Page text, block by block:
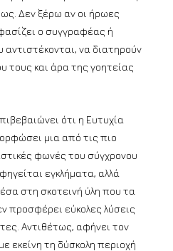
Δεν ξέρω αν οι ήρωες
ο συγγραφέας ή
αντιστέκονται, να διατηρούν
τους και άρα της γοητείας
ότι η Ευτυχία
μια από τις πιο
φωνές του σύγχρονου
εγκλήματα, αλλά
στη σκοτεινή ύλη που τα
προσφέρει εύκολες λύσεις
Αντιθέτως, αφήνει τον
εκείνη τη δύσκολη περιοχή